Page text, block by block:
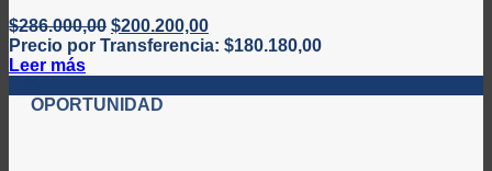
$286.000,00 El
precio
$286.000,00.
$200.200,00El
precio
Precio por Transferencia: $180.180,00
Leer más
OPORTUNIDAD